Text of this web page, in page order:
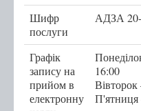
Послуги
Послуги
захисниць
Тернопільська
Міністерство у
Шифр
послуги
АДЗА
Графік
запису на
прийом в
електронну
16:00
П'ятниця